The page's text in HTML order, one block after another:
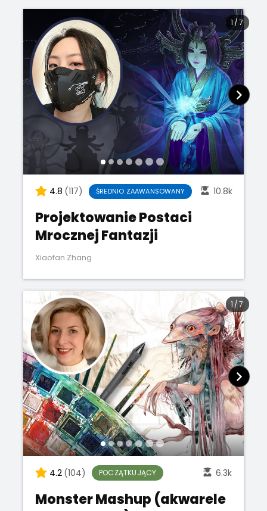
4.8 (117) ŚREDNIO ZAAWANSOWANY 10.8k
Projektowanie Postaci
Mrocznej Fantazji
Xiaofan Zhang
1 /7
4.2 (104) POCZĄTKUJĄCY 6.3k
Monster Mashup (akwarele
1 /7